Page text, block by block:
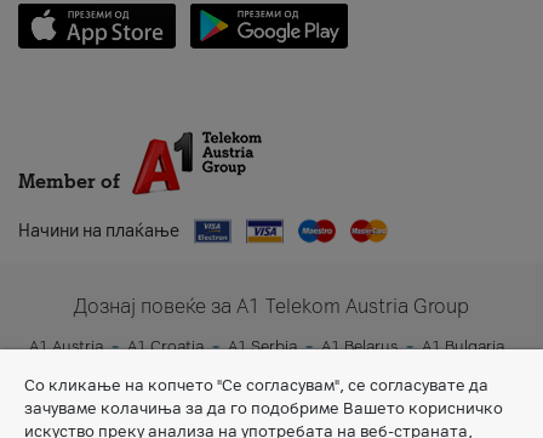
Member of
Начини на плаќање
Дознај повеќе за A1 Telekom Austria Group
A1 Austria A1 Croatia A1 Serbia A1 Belarus
A1 Bulgaria
Со кликање на копчето "Се согласувам", се согласувате да
зачуваме колачиња за да го подобриме Вашето корисничко
искуство преку анализа на употребата на веб-страната,